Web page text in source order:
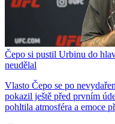
Čepo si pustil Urbinu do
neudělal
Vlasto Čepo se po
pokazil ještě před prvním
pohltila atmosféra a emoce